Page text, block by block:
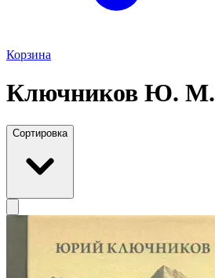
Корзина
Ключников Ю. М.
Сортировка